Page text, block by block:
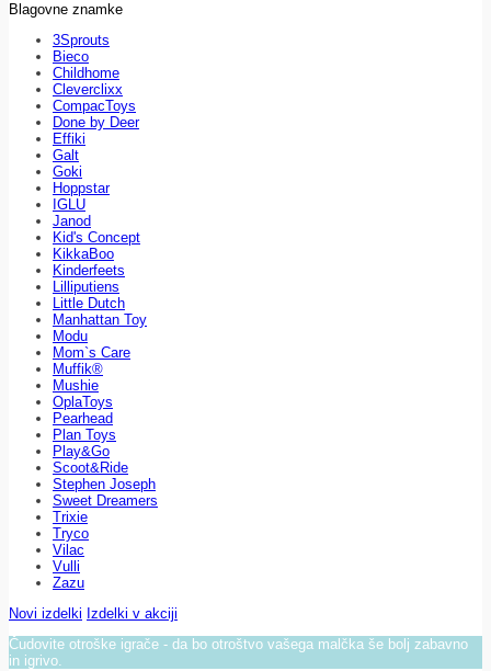
Blagovne znamke
3Sprouts
Bieco
Childhome
Cleverclixx
CompacToys
Done by Deer
Effiki
Galt
Goki
Hoppstar
IGLU
Janod
Kid's Concept
KikkaBoo
Kinderfeets
Lilliputiens
Little Dutch
Manhattan Toy
Modu
Mom`s Care
Muffik®
Mushie
OplaToys
Pearhead
Plan Toys
Play&Go
Scoot&Ride
Stephen Joseph
Sweet Dreamers
Trixie
Tryco
Vilac
Vulli
Zazu
Novi izdelki Izdelki v akciji
Čudovite otroške igrače - da bo otroštvo vašega malčka še bolj zabavno
in igrivo.